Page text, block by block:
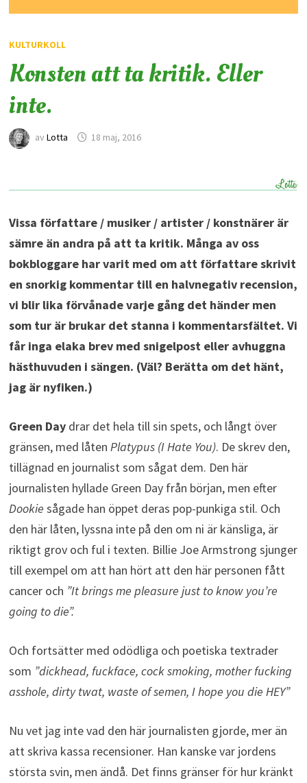
KULTURKOLL
Konsten att ta kritik. Eller
inte.
av Lotta 18 maj, 2016
Vissa författare / musiker / artister / konstnärer är
sämre än andra på att ta kritik. Många av oss
bokbloggare har varit med om att författare skrivit
en snorkig kommentar till en halvnegativ recension,
vi blir lika förvånade varje gång det händer men
som tur är brukar det stanna i kommentarsfältet. Vi
får inga elaka brev med snigelpost eller avhuggna
hästhuvuden i sängen. (Väl? Berätta om det hänt,
jag är nyfiken.)
Green Daydrar det hela till sin spets, och långt över
gränsen, med låten Platypus (I Hate You). De skrev den,
tillägnad en journalist som sågat dem. Den här
journalisten hyllade Green Day från början, men efter
Dookie sågade han öppet deras pop-punkiga stil. Och
den här låten, lyssna inte på den om ni är känsliga, är
riktigt grov och ful i texten. Billie Joe Armstrong sjunger
till exempel om att han hört att den här personen fått
cancer och ”It brings me pleasure just to know you’re
going to die”.
Och fortsätter med odödliga och poetiska textrader
som ”dickhead, fuckface, cock smoking, mother fucking
asshole, dirty twat, waste of semen, I hope you die HEY”
Nu vet jag inte vad den här journalisten gjorde, mer än
att skriva kassa recensioner. Han kanske var jordens
största svin, men ändå. Det finns gränser för hur kränkt